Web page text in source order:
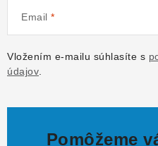
Email
Vložením e-mailu súhlasíte s
údajov
Pomôžeme